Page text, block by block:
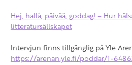
Hej, hallå, päivää, goddag! – Hur
litteratursällskapet
Intervjun finns tillgänglig på Yle
https://arenan.yle.fi/poddar/1-